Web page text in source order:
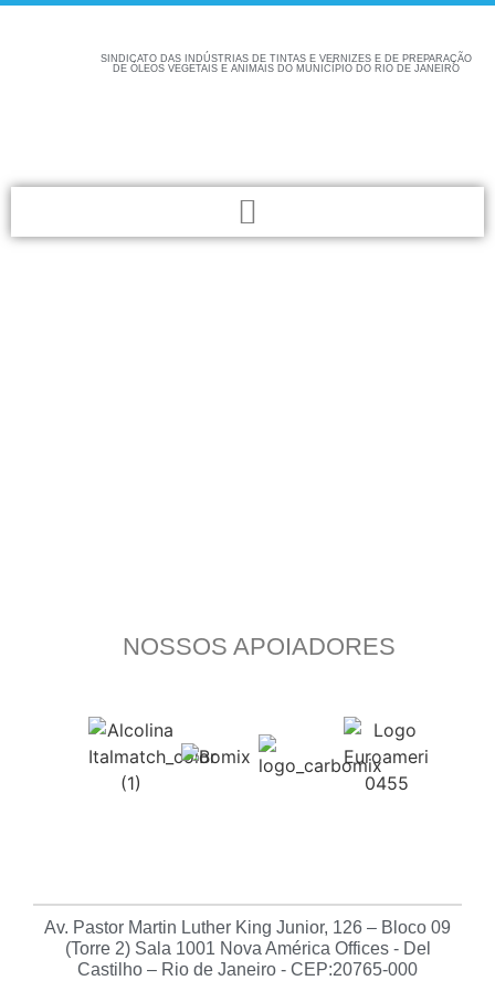
SINDICATO DAS INDÚSTRIAS DE TINTAS E VERNIZES E DE PREPARAÇÃO
DE ÓLEOS VEGETAIS E ANIMAIS DO MUNICÍPIO DO RIO DE JANEIRO
NOSSOS APOIADORES
Av. Pastor Martin Luther King Junior, 126 – Bloco 09
(Torre 2) Sala 1001 Nova América Offices - Del
Castilho – Rio de Janeiro - CEP:20765-000